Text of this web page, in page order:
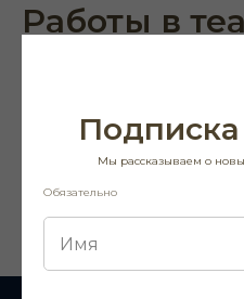
Работы в
ПрессаМы рассказываем о
Обязательно